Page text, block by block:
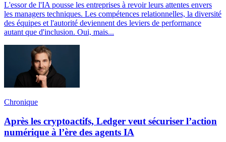
L'essor de l'IA pousse les entreprises à revoir leurs attentes envers
les managers techniques. Les compétences relationnelles, la diversité
des équipes et l'autorité deviennent des leviers de performance
autant que d'inclusion. Oui, mais...
Chronique
Après les cryptoactifs, Ledger veut sécuriser l’action
numérique à l’ère des agents IA